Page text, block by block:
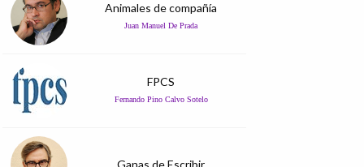
Animales de compañía
Juan Manuel De Prada
FPCS
Fernando Pino Calvo Sotelo
Ganas de Escribir